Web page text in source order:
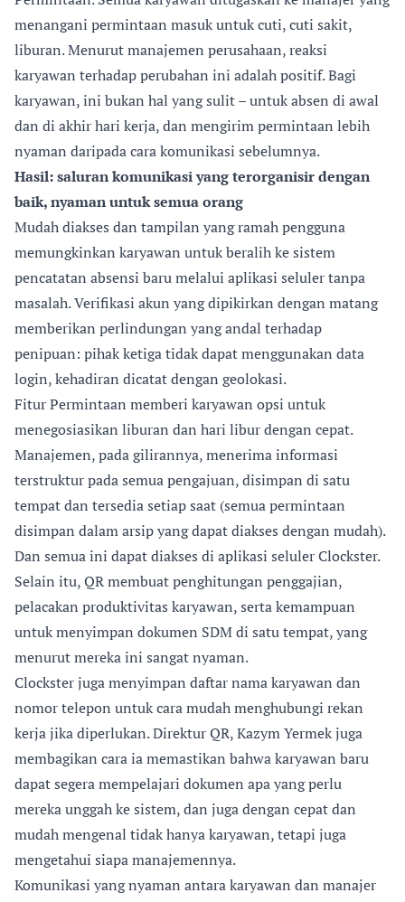
menangani permintaan masuk untuk cuti, cuti sakit,
liburan. Menurut manajemen perusahaan, reaksi
karyawan terhadap perubahan ini adalah positif. Bagi
karyawan, ini bukan hal yang sulit – untuk absen di awal
dan di akhir hari kerja, dan mengirim permintaan lebih
nyaman daripada cara komunikasi sebelumnya.
Hasil: saluran komunikasi yang terorganisir dengan
baik, nyaman untuk semua orang
Mudah diakses dan tampilan yang ramah pengguna
memungkinkan karyawan untuk beralih ke sistem
pencatatan absensi baru melalui aplikasi seluler tanpa
masalah. Verifikasi akun yang dipikirkan dengan matang
memberikan perlindungan yang andal terhadap
penipuan: pihak ketiga tidak dapat menggunakan data
login, kehadiran dicatat dengan geolokasi.
Fitur Permintaan memberi karyawan opsi untuk
menegosiasikan liburan dan hari libur dengan cepat.
Manajemen, pada gilirannya, menerima informasi
terstruktur pada semua pengajuan, disimpan di satu
tempat dan tersedia setiap saat (semua permintaan
disimpan dalam arsip yang dapat diakses dengan mudah).
Dan semua ini dapat diakses di aplikasi seluler Clockster.
Selain itu, QR membuat penghitungan penggajian,
pelacakan produktivitas karyawan, serta kemampuan
untuk menyimpan dokumen SDM di satu tempat, yang
menurut mereka ini sangat nyaman.
Clockster juga menyimpan daftar nama karyawan dan
nomor telepon untuk cara mudah menghubungi rekan
kerja jika diperlukan. Direktur QR, Kazym Yermek juga
membagikan cara ia memastikan bahwa karyawan baru
dapat segera mempelajari dokumen apa yang perlu
mereka unggah ke sistem, dan juga dengan cepat dan
mudah mengenal tidak hanya karyawan, tetapi juga
mengetahui siapa manajemennya.
Komunikasi yang nyaman antara karyawan dan manajer